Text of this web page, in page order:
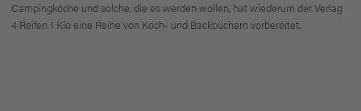
Campingköche und solche, die es werden wollen, hat wiederum der Verlag
4 Reifen 1 Klo eine Reihe von Koch- und Backbüchern vorbereitet.